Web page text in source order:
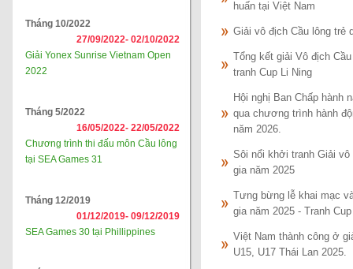
Tháng 10/2022
27/09/2022- 02/10/2022
Giải Yonex Sunrise Vietnam Open
2022
Tháng 5/2022
16/05/2022- 22/05/2022
Chương trình thi đấu môn Cầu lông
tại SEA Games 31
Tháng 12/2019
01/12/2019- 09/12/2019
SEA Games 30 tại Phillippines
huấn tại Việt Nam
Giải vô địch Cầu lông trẻ
Tổng kết giải Vô địch
tranh Cup Li Ning
Hội nghị Ban Chấp hành
qua chương trình hành
năm 2026.
Sôi nổi khởi tranh Giải vô
gia năm 2025
Tưng bừng lễ khai mạc
gia năm 2025 - Tranh
Việt Nam thành công ở
U15, U17 Thái Lan 2025.